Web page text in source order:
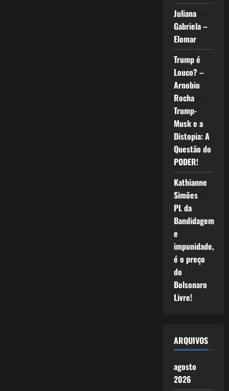
Julianaem
Gabriela –
Elomar
Trump é
Louco? –
Arnobio
Rochaem
Trump-
Musk e a
Distopia: A
Questão do
PODER!
Kathianne
Simõesem
PL da
Bandidagem
e
impunidade,
é o preço
do
Bolsonaro
Livre!
ARQUIVOS
agosto
2026